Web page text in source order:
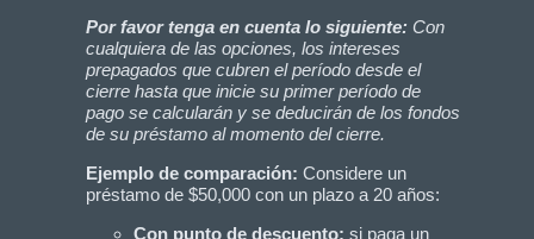
Por favor tenga en cuenta lo siguiente: Con
cualquiera de las opciones, los intereses
prepagados que cubren el período desde el
cierre hasta que inicie su primer período de
pago se calcularán y se deducirán de los fondos
de su préstamo al momento del cierre.
Ejemplo de comparación: Considere un
préstamo de $50,000 con un plazo a 20 años:
Con punto de descuento: si paga un